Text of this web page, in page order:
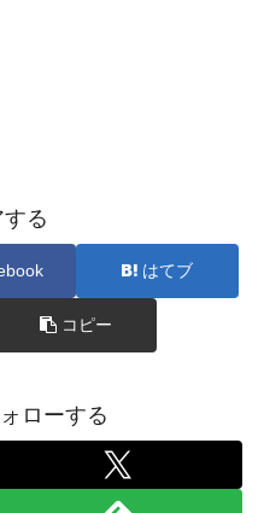
る
はてブ
コピー
ローする